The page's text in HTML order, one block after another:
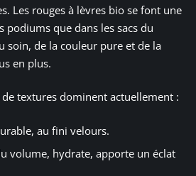
Les rouges à lèvres bio se font une
podiums que dans les sacs du
soin, de la couleur pure et de la
en plus.
textures dominent actuellement :
au fini velours.
volume, hydrate, apporte un éclat